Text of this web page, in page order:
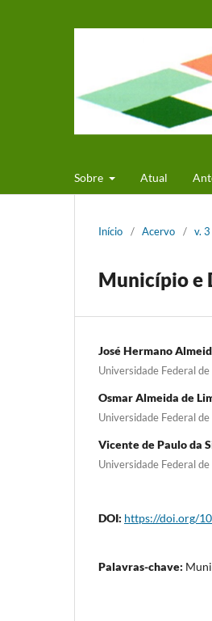
Sobre Atual
Início / Acervo / v.
Município e
José Hermano
Universidade Federal
Osmar Almeida de
Universidade Federal
Vicente de Paulo da
Universidade Federal
DOI: https://doi.org/
Palavras-chave: